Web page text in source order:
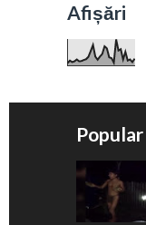
Afișări
Popular